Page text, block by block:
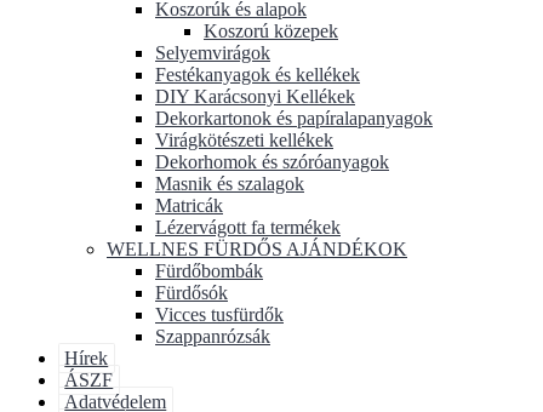
Koszorúk és alapok
Koszorú közepek
Selyemvirágok
Festékanyagok és kellékek
DIY Karácsonyi Kellékek
Dekorkartonok és papíralapanyagok
Virágkötészeti kellékek
Dekorhomok és szóróanyagok
Masnik és szalagok
Matricák
Lézervágott fa termékek
WELLNES FÜRDŐS AJÁNDÉKOK
Fürdőbombák
Fürdősók
Vicces tusfürdők
Szappanrózsák
Hírek
ÁSZF
Adatvédelem